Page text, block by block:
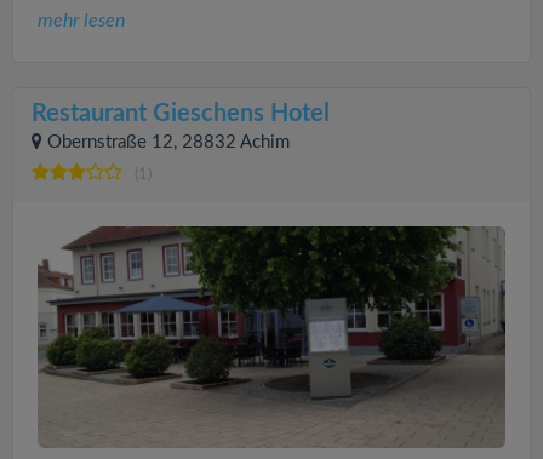
mehr lesen
Restaurant Gieschens Hotel
Obernstraße 12, 28832 Achim
(1)